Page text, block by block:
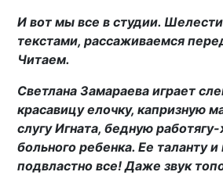
И вот мы все в студии.
текстами, рассаживаемся
Читаем.
Светлана Замараева играет
красавицу елочку, капризную
слугу Игната, бедную
больного ребенка. Ее таланту и
подвластно все! Даже звук